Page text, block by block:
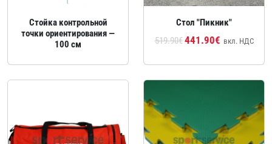
Стойка контрольной
точки ориентирования —
100 см
Стол "Пикник"
519.90€441.90€ вкл. НДС